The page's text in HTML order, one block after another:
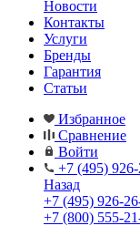
Новости
Контакты
Услуги
Бренды
Гарантия
Статьи
Избранное
Сравнение
Войти
+7 (495)
Назад
+7 (495) 926-
+7 (800) 555-